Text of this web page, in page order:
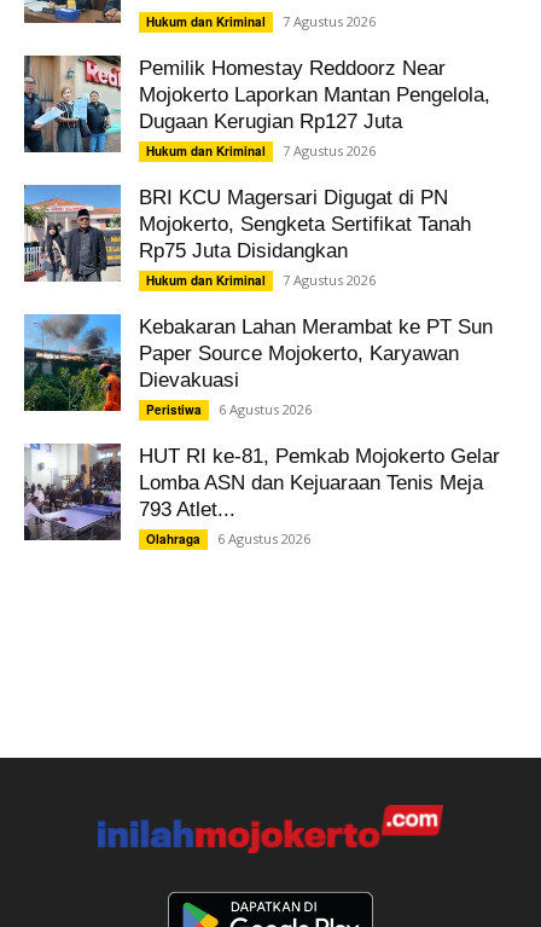
Hukum dan Kriminal 7 Agustus 2026
Pemilik Homestay Reddoorz Near
Mojokerto Laporkan Mantan Pengelola,
Dugaan Kerugian Rp127 Juta
Hukum dan Kriminal 7 Agustus 2026
BRI KCU Magersari Digugat di PN
Mojokerto, Sengketa Sertifikat Tanah
Rp75 Juta Disidangkan
Hukum dan Kriminal 7 Agustus 2026
Kebakaran Lahan Merambat ke PT Sun
Paper Source Mojokerto, Karyawan
Dievakuasi
Peristiwa 6 Agustus 2026
HUT RI ke-81, Pemkab Mojokerto Gelar
Lomba ASN dan Kejuaraan Tenis Meja
793 Atlet...
Olahraga 6 Agustus 2026